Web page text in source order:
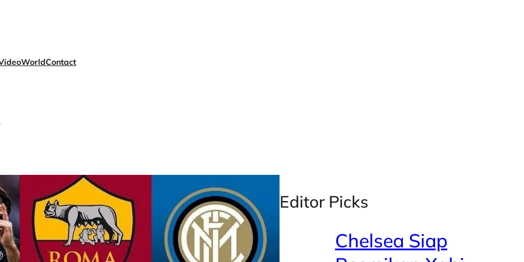
WorldContact
Editor Picks
Chelsea Siap